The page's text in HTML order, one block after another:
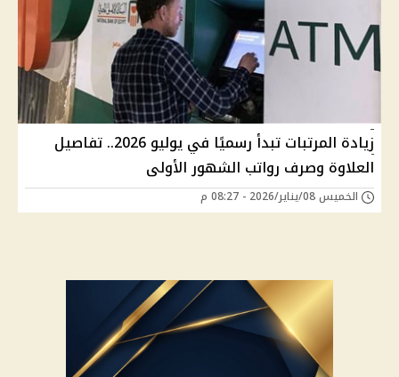
زيادة المرتبات تبدأ رسميًا في يوليو 2026.. تفاصيل
العلاوة وصرف رواتب الشهور الأولى
الخميس 08/يناير/2026 - 08:27 م